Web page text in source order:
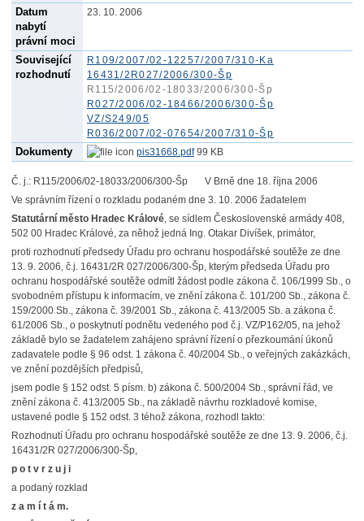
Datum
nabytí
právní moci
23. 10. 2006
Související
rozhodnutí
R109/2007/02-12257/2007/310-Ka
16431/2R027/2006/300-Šp
R115/2006/02-18033/2006/300-Šp
R027/2006/02-18466/2006/300-Šp
VZ/S249/05
R036/2007/02-07654/2007/310-Šp
Dokumenty pis31668.pdf99 KB
Č. j.: R115/2006/02-18033/2006/300-Šp V Brně dne 18. října 2006
Ve správním řízení o rozkladu podaném dne 3. 10. 2006 žadatelem
Statutární město Hradec Králové, se sídlem Československé armády 408,
502 00 Hradec Králové, za něhož jedná Ing. Otakar Divíšek, primátor,
proti rozhodnutí předsedy Úřadu pro ochranu hospodářské soutěže ze dne
13. 9. 2006, č.j. 16431/2R 027/2006/300-Šp, kterým předseda Úřadu pro
ochranu hospodářské soutěže odmítl žádost podle zákona č. 106/1999 Sb., o
svobodném přístupu k informacím, ve znění zákona č. 101/200 Sb., zákona č.
159/2000 Sb., zákona č. 39/2001 Sb., zákona č. 413/2005 Sb. a zákona č.
61/2006 Sb., o poskytnutí podnětu vedeného pod č.j. VZ/P162/05, na jehož
základě bylo se žadatelem zahájeno správní řízení o přezkoumání úkonů
zadavatele podle § 96 odst. 1 zákona č. 40/2004 Sb., o veřejných zakázkách,
ve znění pozdějších předpisů,
jsem podle § 152 odst. 5 písm. b) zákona č. 500/2004 Sb., správní řád, ve
znění zákona č. 413/2005 Sb., na základě návrhu rozkladové komise,
ustavené podle § 152 odst. 3 téhož zákona, rozhodl takto:
Rozhodnutí Úřadu pro ochranu hospodářské soutěže ze dne 13. 9. 2006, č.j.
16431/2R 027/2006/300-Šp,
p o t v r z u j i
a podaný rozklad
z a m í t á m.